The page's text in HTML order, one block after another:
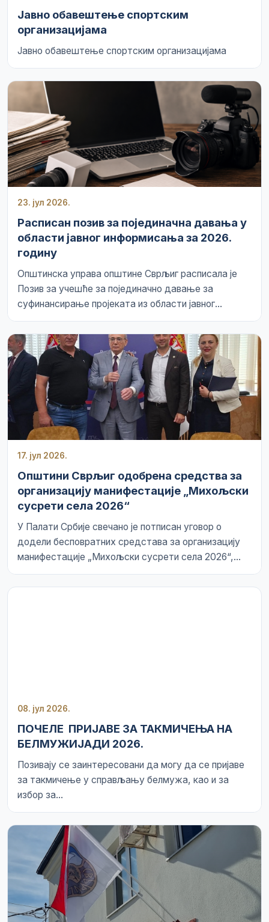
Јавно обавештење спортским
организацијама
Јавно обавештење спортским организацијама
23. јул 2026.
Расписан позив за појединачна давања у
области јавног информисања за 2026.
годину
Општинска управа општине Сврљиг расписала је
Позив за учешће за појединачно давање за
суфинансирање пројеката из области јавног...
17. јул 2026.
Општини Сврљиг одобрена средства за
организацију манифестације „Михољски
сусрети села 2026“
У Палати Србије свечано је потписан уговор о
додели бесповратних средстава за организацију
манифестације „Михољски сусрети села 2026“,...
08. јул 2026.
ПОЧЕЛЕ ПРИЈАВЕ ЗА ТАКМИЧЕЊА НА
БЕЛМУЖИЈАДИ 2026.
Позивају се заинтересовани да могу да се пријаве
за такмичење у справљању белмужа, као и за
избор за...